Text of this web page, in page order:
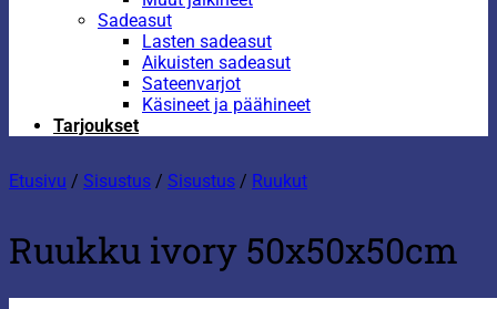
Sadeasut
Lasten sadeasut
Aikuisten sadeasut
Sateenvarjot
Käsineet ja päähineet
Tarjoukset
Etusivu / Sisustus / Sisustus / Ruukut
Ruukku ivory 50x50x50cm